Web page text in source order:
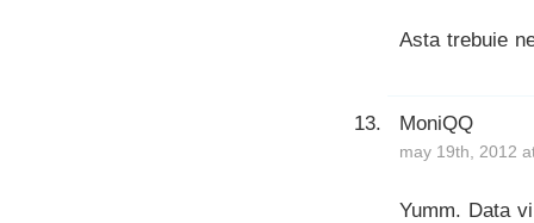
Asta trebuie
MoniQQ
may 19th, 2012
Yumm. Data